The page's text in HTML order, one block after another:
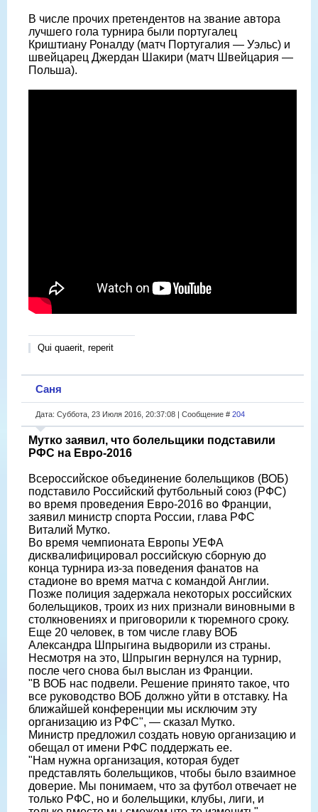
В числе прочих претендентов на звание автора
лучшего гола турнира были португалец
Криштиану Роналду (матч Португалия — Уэльс) и
швейцарец Джердан Шакири (матч Швейцария —
Польша).
Qui quaerit, reperit
Саня
Дата: Суббота, 23 Июля 2016, 20:37:08 | Сообщение # 204
Мутко заявил, что болельщики подставили
РФС на Евро-2016
Всероссийское объединение болельщиков (ВОБ)
подставило Российский футбольный союз (РФС)
во время проведения Евро-2016 во Франции,
заявил министр спорта России, глава РФС
Виталий Мутко.
Во время чемпионата Европы УЕФА
дисквалифицировал российскую сборную до
конца турнира из-за поведения фанатов на
стадионе во время матча с командой Англии.
Позже полиция задержала некоторых российских
болельщиков, троих из них признали виновными в
столкновениях и приговорили к тюремного сроку.
Еще 20 человек, в том числе главу ВОБ
Александра Шпрыгина выдворили из страны.
Несмотря на это, Шпрыгин вернулся на турнир,
после чего снова был выслан из Франции.
"В ВОБ нас подвели. Решение принято такое, что
все руководство ВОБ должно уйти в отставку. На
ближайшей конференции мы исключим эту
организацию из РФС", — сказал Мутко.
Министр предложил создать новую организацию и
обещал от имени РФС поддержать ее.
"Нам нужна организация, которая будет
представлять болельщиков, чтобы было взаимное
доверие. Мы понимаем, что за футбол отвечает не
только РФС, но и болельщики, клубы, лиги, и